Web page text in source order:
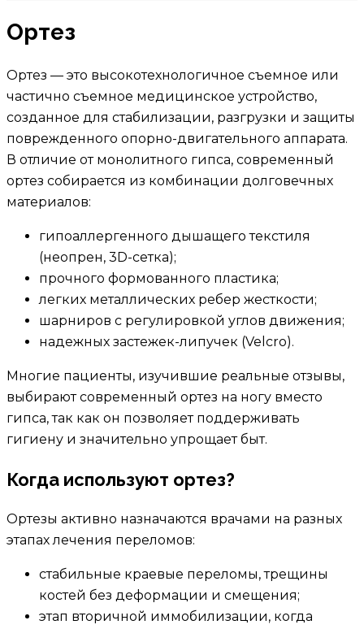
Ортез
Ортез — это высокотехнологичное съемное или
частично съемное медицинское устройство,
созданное для стабилизации, разгрузки и защиты
поврежденного опорно-двигательного аппарата.
В отличие от монолитного гипса, современный
ортез собирается из комбинации долговечных
материалов:
гипоаллергенного дышащего текстиля
(неопрен, 3D-сетка);
прочного формованного пластика;
легких металлических ребер жесткости;
шарниров с регулировкой углов движения;
надежных застежек-липучек (Velcro).
Многие пациенты, изучившие реальные отзывы,
выбирают современный ортез на ногу вместо
гипса, так как он позволяет поддерживать
гигиену и значительно упрощает быт.
Когда используют ортез?
Ортезы активно назначаются врачами на разных
этапах лечения переломов:
стабильные краевые переломы, трещины
костей без деформации и смещения;
этап вторичной иммобилизации, когда